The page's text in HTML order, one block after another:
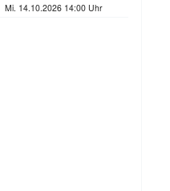
Mi. 14.10.2026 14:00 Uhr